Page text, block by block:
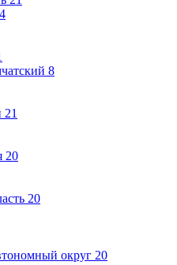
8
21
20
20
округ 20